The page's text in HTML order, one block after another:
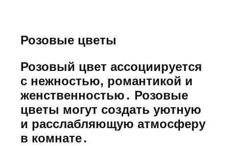
Розовые цветы
Розовый цвет ассоциируется
с нежностью, романтикой и
женственностью․ Розовые
цветы могут создать уютную
и расслабляющую атмосферу
в комнате․